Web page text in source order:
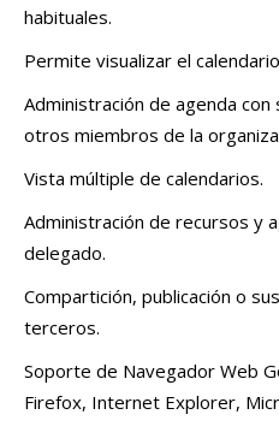
habituales.
Permite visualizar el
Administración de agenda
otros miembros de la
Vista múltiple de calendarios.
Administración de recursos y
delegado.
Compartición, publicación o
terceros.
Soporte de Navegador Web
Firefox, Internet Explorer,